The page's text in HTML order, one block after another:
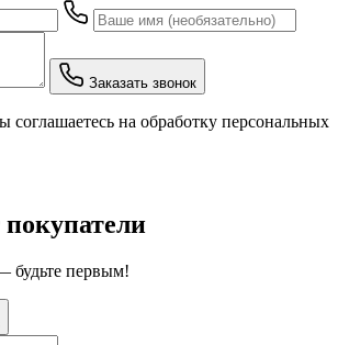
Заказать звонок
на обработку персональных
будьте первым!